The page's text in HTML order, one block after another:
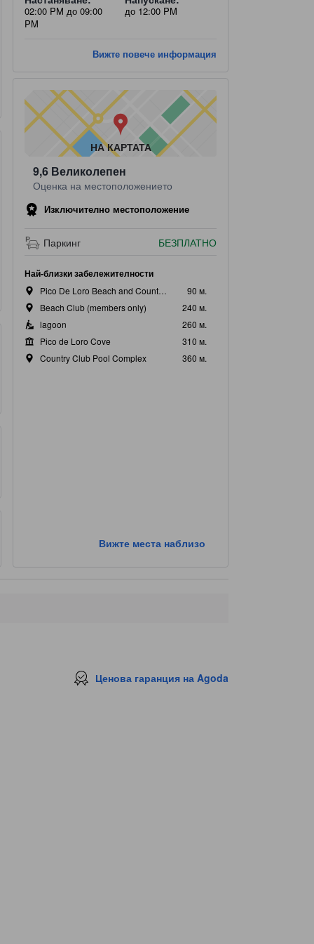
Кухненски съдове и
02:00 PM до 09:00
PM
до 12:00 PM
Вижте повече информация
НА КАРТАТА
9,6 Великолепен
Оценка на местоположението
Изключително местоположение
Паркинг БЕЗПЛАТНО
Най-близки забележителности
Pico De Loro Beach and Country Club
90 м.
Beach Club (members only)
240 м.
lagoon
260 м.
Pico de Loro Cove
310 м.
Country Club Pool Complex
360 м.
Вижте места наблизо
Ценова гаранция на Agoda